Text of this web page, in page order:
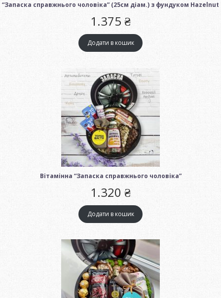
“Запаска справжнього чоловіка” (25см діам.) з фундуком Hazelnut
1.375 ₴
Додати в кошик
Вітамінна “Запаска справжнього чоловіка”
1.320 ₴
Додати в кошик